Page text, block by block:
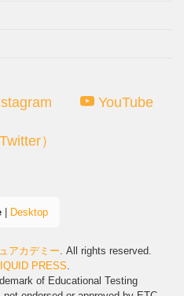
YouTube
）
| Desktop
アカデミー. All rights reserved.
PRESS.
of Educational Testing